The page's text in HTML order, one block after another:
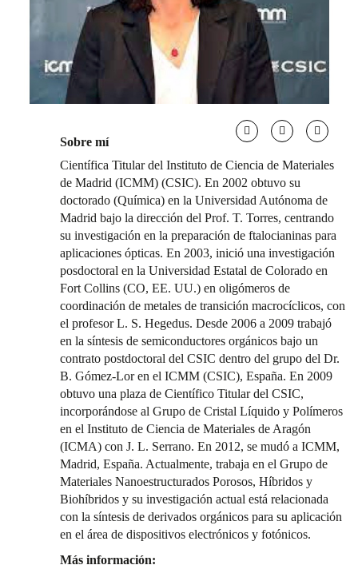
Sobre mí
Científica Titular del Instituto de Ciencia de Materiales
de Madrid (ICMM) (CSIC). En 2002 obtuvo su
doctorado (Química) en la Universidad Autónoma de
Madrid bajo la dirección del Prof. T. Torres, centrando
su investigación en la preparación de ftalocianinas para
aplicaciones ópticas. En 2003, inició una investigación
posdoctoral en la Universidad Estatal de Colorado en
Fort Collins (CO, EE. UU.) en oligómeros de
coordinación de metales de transición macrocíclicos, con
el profesor L. S. Hegedus. Desde 2006 a 2009 trabajó
en la síntesis de semiconductores orgánicos bajo un
contrato postdoctoral del CSIC dentro del grupo del Dr.
B. Gómez-Lor en el ICMM (CSIC), España. En 2009
obtuvo una plaza de Científico Titular del CSIC,
incorporándose al Grupo de Cristal Líquido y Polímeros
en el Instituto de Ciencia de Materiales de Aragón
(ICMA) con J. L. Serrano. En 2012, se mudó a ICMM,
Madrid, España. Actualmente, trabaja en el Grupo de
Materiales Nanoestructurados Porosos, Híbridos y
Biohíbridos y su investigación actual está relacionada
con la síntesis de derivados orgánicos para su aplicación
en el área de dispositivos electrónicos y fotónicos.
Más información: